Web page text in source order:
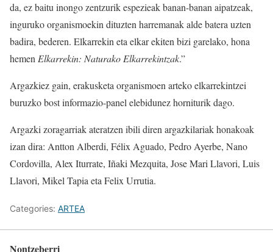
da, ez baitu inongo zentzurik espezieak banan-banan aipatzeak,
inguruko organismoekin dituzten harremanak alde batera uzten
badira, bederen. Elkarrekin eta elkar ekiten bizi garelako, hona
hemen Elkarrekin: Naturako Elkarrekintzak.”
Argazkiez gain, erakusketa organismoen arteko elkarrekintzei
buruzko bost informazio-panel elebidunez horniturik dago.
Argazki zoragarriak ateratzen ibili diren argazkilariak honakoak
izan dira: Antton Alberdi, Félix Aguado, Pedro Ayerbe, Nano
Cordovilla, Alex Iturrate, Iñaki Mezquita, Jose Mari Llavori, Luis
Llavori, Mikel Tapia eta Felix Urrutia.
Categories: ARTEA
Nontzeberri